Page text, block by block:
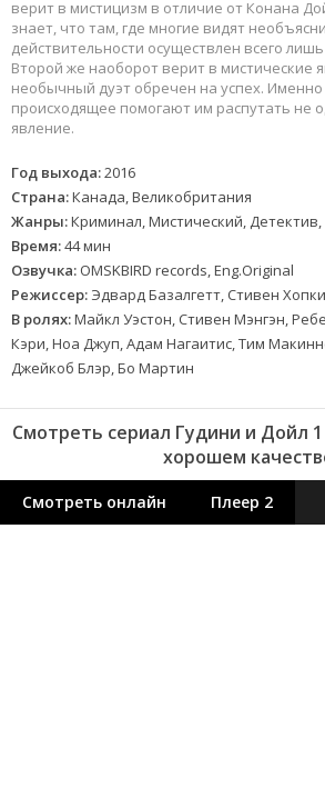
верит в мистицизм в отличие от Конана
знает, что там, где многие видят
действительности осуществлен всего
Второй же наоборот верит в мистические
необычный дуэт обречен на успех.
происходящее помогают им распутать не
явление.
Год выхода:2016
Страна:Канада, Великобритания
Жанры:Криминал, Мистический,
Время:44 мин
Озвучка: OMSKBIRD records, Eng.Original
Режиссер: Эдвард Базалгетт, Стивен
В ролях:Майкл Уэстон, Стивен Мэнгэн,
Кэри, Ноа Джуп, Адам Нагаитис, Тим
Джейкоб Блэр, Бо Мартин
Смотреть сериал Гудини и Дойл 1
хорошем
Смотреть онлайн Плеер 2